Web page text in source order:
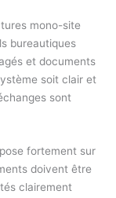
mono-site
bureautiques
et documents
soit clair et
sont
fortement sur
doivent être
clairement